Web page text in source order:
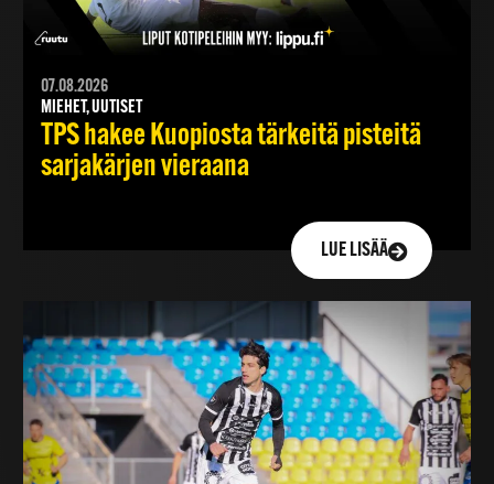
07.08.2026
MIEHET, UUTISET
TPS hakee Kuopiosta tärkeitä pisteitä
sarjakärjen vieraana
LUE LISÄÄ